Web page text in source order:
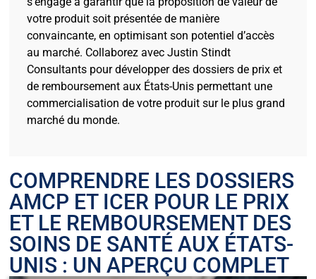
votre produit soit présentée de manière
convaincante, en optimisant son potentiel d’accès
au marché. Collaborez avec Justin Stindt
Consultants pour développer des dossiers de prix et
de remboursement aux États-Unis permettant une
commercialisation de votre produit sur le plus grand
marché du monde.
COMPRENDRE LES DOSSIERS
AMCP ET ICER POUR LE PRIX
ET LE REMBOURSEMENT DES
SOINS DE SANTÉ AUX ÉTATS-
UNIS : UN APERÇU COMPLET